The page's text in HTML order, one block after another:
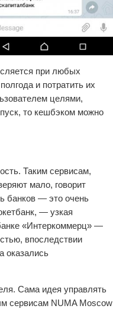
при любых
и потратить их
целями,
то кешбэком можно
Таким сервисам,
мало, говорит
банков — это очень
— узкая
«Интеркоммерц» —
впоследствии
оказались
Сама идея управлять
сервисам NUMA Moscow